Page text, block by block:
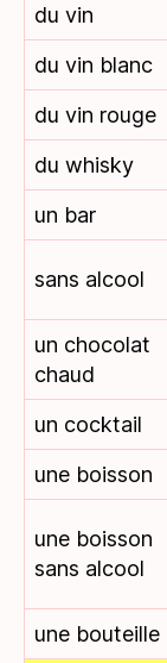
du vin
du vin blanc
du vin rouge
du whisky
un bar
sans alcool
un chocolat
chaud
un cocktail
une boisson
une boisson
sans alcool
une bouteille